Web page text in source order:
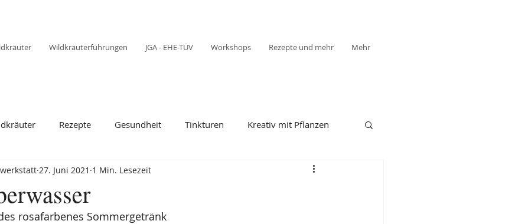
Wildkräuterführungen JGA - EHE-TÜV Workshops Rezepte und mehr Mehr
Rezepte Gesundheit Tinkturen Kreativ mit Pflanzen
27. Juni 2021 1 Min. Lesezeit
rosafarbenes Sommergetränk